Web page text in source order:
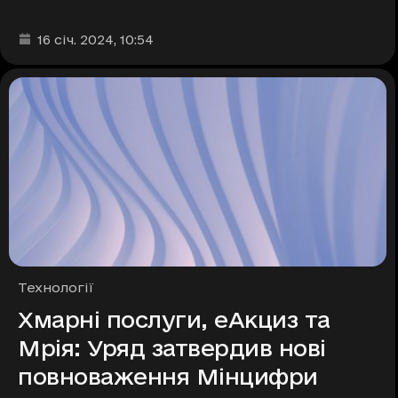
Дата та час публікації
16 січ. 2024, 10:54
Рубрики
Технології
Хмарні послуги, еАкциз та
Мрія: Уряд затвердив нові
повноваження Мінцифри